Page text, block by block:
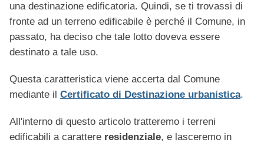
una destinazione edificatoria. Quindi, se ti trovassi di
fronte ad un terreno edificabile è perché il Comune, in
passato, ha deciso che tale lotto doveva essere
destinato a tale uso.
Questa caratteristica viene accerta dal Comune
mediante il Certificato di Destinazione urbanistica.
All'interno di questo articolo tratteremo i terreni
edificabili a carattere residenziale, e lasceremo in